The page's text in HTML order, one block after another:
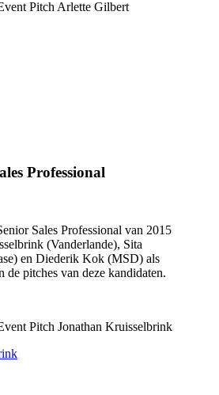
Professional
Sales Professional van 2015
(Vanderlande), Sita
en Diederik Kok (MSD) als
de pitches van deze kandidaten.